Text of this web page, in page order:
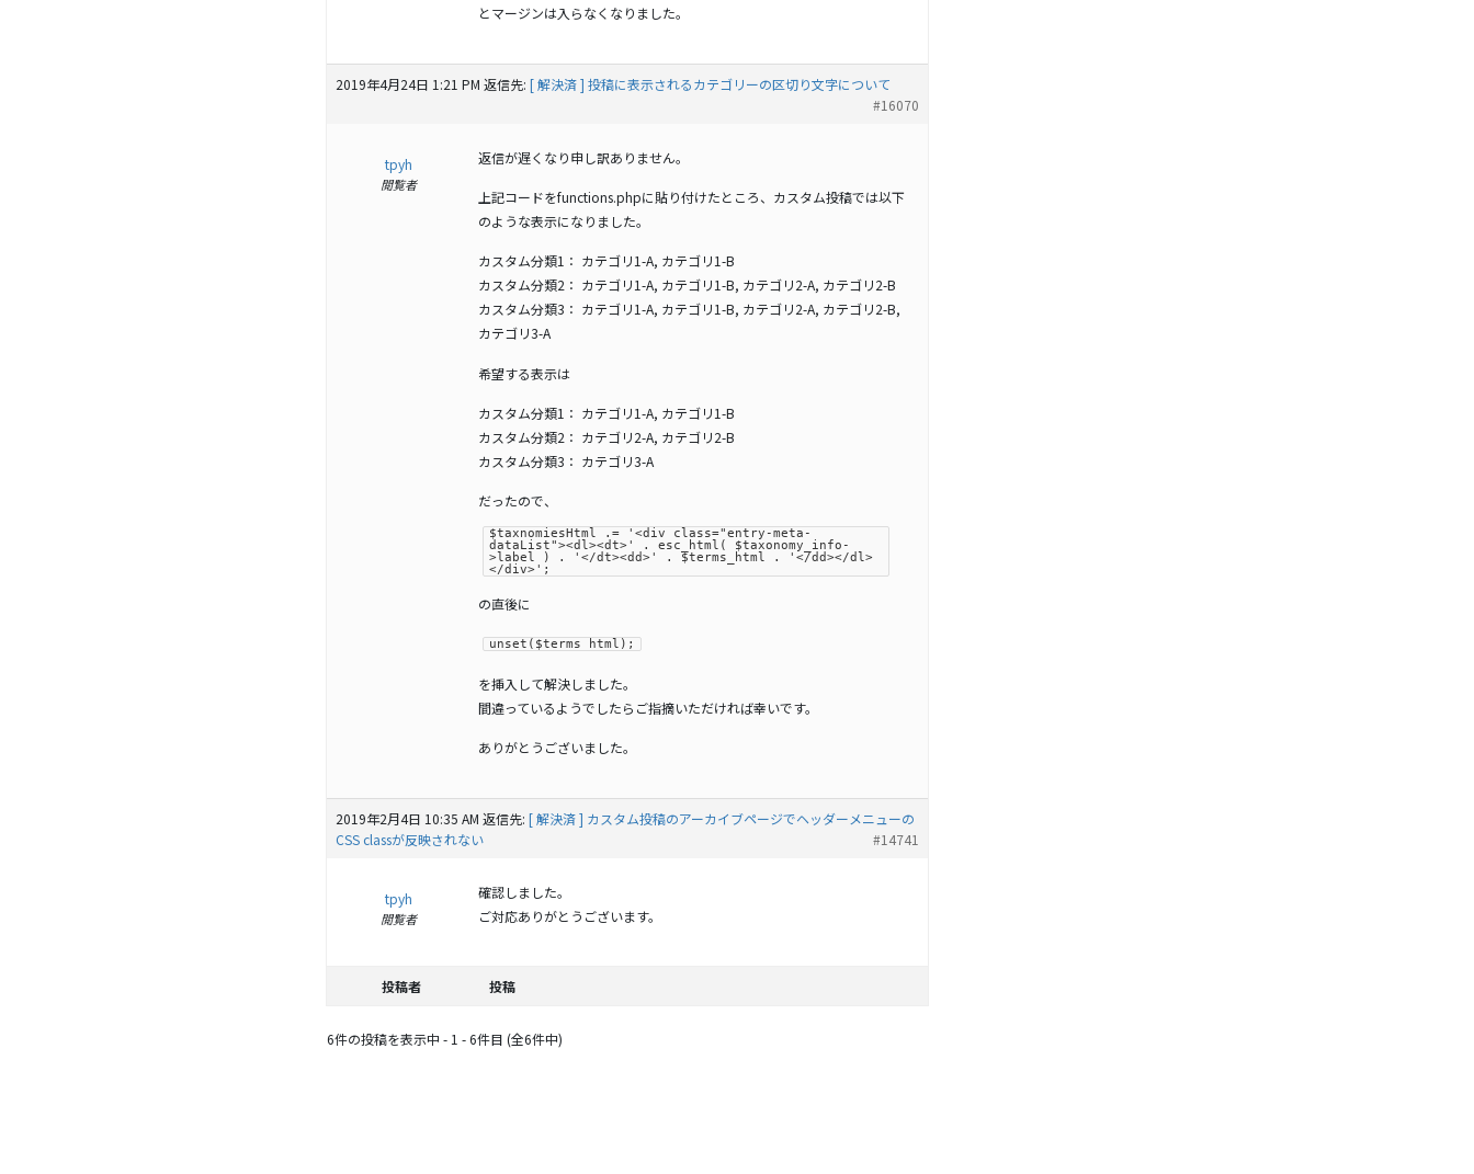
とマージンは入らなくなりました。
2019年4月24日 1:21 PM 返信先: [ 解決済 ] 投稿に表示されるカテゴリーの区切り文字について
#16070
tpyh
閲覧者
返信が遅くなり申し訳ありません。
上記コードをfunctions.phpに貼り付けたところ、カスタム投稿では以下
のような表示になりました。
カスタム分類1： カテゴリ1-A, カテゴリ1-B
カスタム分類2： カテゴリ1-A, カテゴリ1-B, カテゴリ2-A, カテゴリ2-B
カスタム分類3： カテゴリ1-A, カテゴリ1-B, カテゴリ2-A, カテゴリ2-B,
カテゴリ3-A
希望する表示は
カスタム分類1： カテゴリ1-A, カテゴリ1-B
カスタム分類2： カテゴリ2-A, カテゴリ2-B
カスタム分類3： カテゴリ3-A
だったので、
$taxnomiesHtml .= '<div class="entry-meta-
dataList"><dl><dt>' . esc_html( $taxonomy_info-
>label ) . '</dt><dd>' . $terms_html . '</dd></dl>
</div>';
の直後に
unset($terms_html);
を挿入して解決しました。
間違っているようでしたらご指摘いただければ幸いです。
ありがとうございました。
2019年2月4日 10:35 AM 返信先: [ 解決済 ] カスタム投稿のアーカイブページでヘッダーメニューの
CSS classが反映されない
#14741
tpyh
閲覧者
確認しました。
ご対応ありがとうございます。
投稿者 投稿
6件の投稿を表示中 - 1 - 6件目 (全6件中)